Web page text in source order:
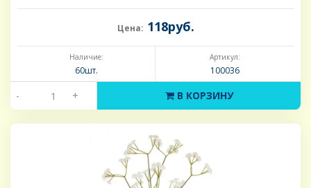
Цена: 118руб.
Наличие:
60шт.
Артикул:
100036
- + В КОРЗИНУ